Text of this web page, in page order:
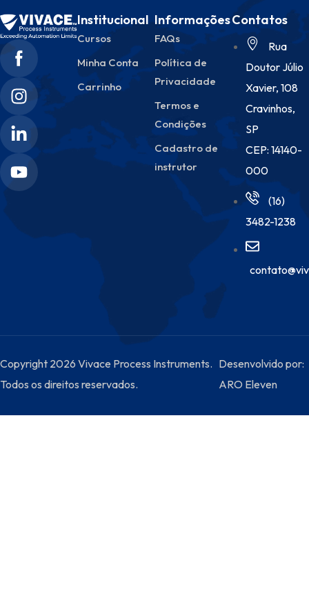
Institucional
Cursos
Minha Conta
Carrinho
Informações
FAQs
Política de
Privacidade
Termos e
Condições
Cadastro de
instrutor
Contatos
Rua
Doutor Júlio
Xavier, 108
Cravinhos,
SP
CEP: 14140-
000
(16)
3482-1238
Copyright 2026 Vivace Process Instruments.
Todos os direitos reservados.
Desenvolvido por:
ARO Eleven